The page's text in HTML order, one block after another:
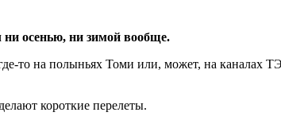
ни осенью, ни зимой вообще.
то на полыньях Томи или, может, на
короткие перелеты.